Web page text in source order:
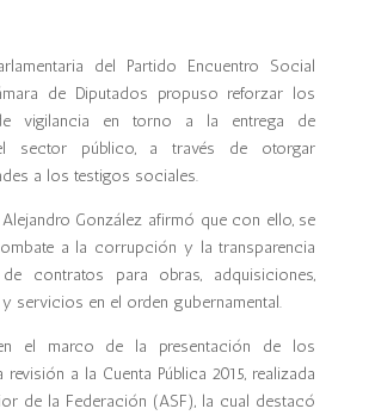
del Partido Encuentro Social
de Diputados propuso reforzar los
vigilancia en torno a la entrega de
sector público, a través de otorgar
a los testigos sociales.
González afirmó que con ello, se
a la corrupción y la transparencia
contratos para obras, adquisiciones,
servicios en el orden gubernamental.
el marco de la presentación de los
a la Cuenta Pública 2015, realizada
de la Federación (ASF), la cual destacó